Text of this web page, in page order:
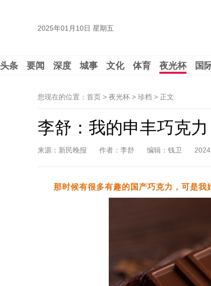
2025年01月10日 星期五
头条 要闻 深度 城事 文化 体育 夜光杯 国
您现在的位置：首页 > 夜光杯 > 珍档 > 正文
李舒：我的申丰巧克力
来源：新民晚报 作者：李舒 编辑：钱卫
那时候有很多有趣的国产巧克力，可是我